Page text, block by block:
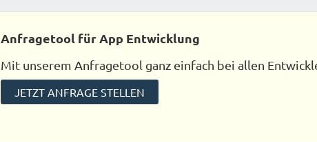
Anfragetool für App Entwicklung
Mit unserem Anfragetool ganz einfach bei allen
JETZT ANFRAGE STELLEN